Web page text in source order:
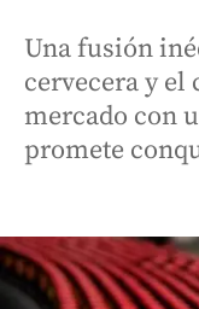
Una fusión
cervecera y el
mercado con
promete